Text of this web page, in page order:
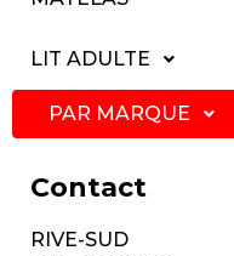
LIT ADULTE
PAR MARQUE
Contact
RIVE-SUD